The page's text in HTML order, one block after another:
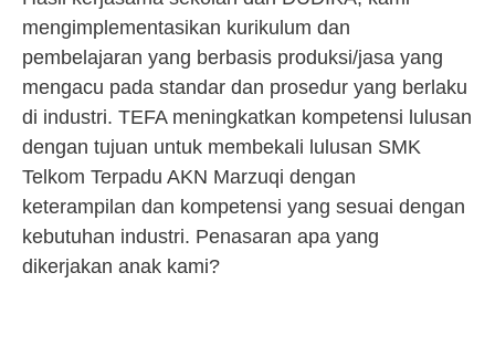
mengimplementasikan kurikulum dan
pembelajaran yang berbasis produksi/jasa yang
mengacu pada standar dan prosedur yang berlaku
di industri. TEFA meningkatkan kompetensi lulusan
dengan tujuan untuk membekali lulusan SMK
Telkom Terpadu AKN Marzuqi dengan
keterampilan dan kompetensi yang sesuai dengan
kebutuhan industri. Penasaran apa yang
dikerjakan anak kami?